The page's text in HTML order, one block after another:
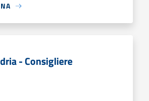
- Consigliere